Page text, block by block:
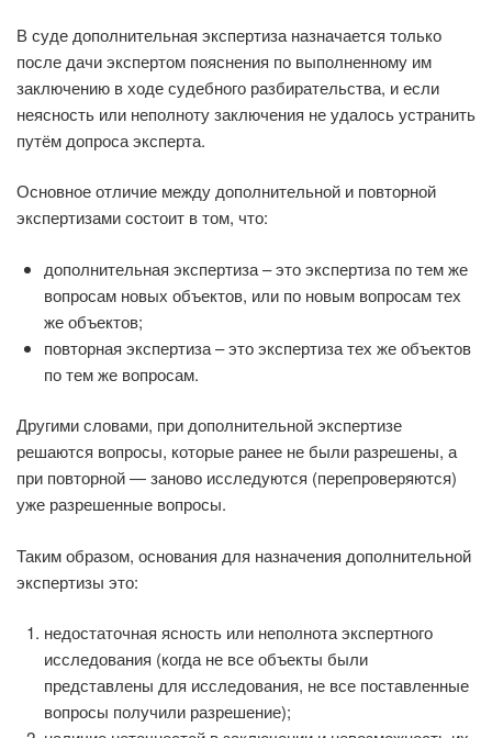
В суде дополнительная экспертиза назначается только
после дачи экспертом пояснения по выполненному им
заключению в ходе судебного разбирательства, и если
неясность или неполноту заключения не удалось устранить
путём допроса эксперта.
Основное отличие между дополнительной и повторной
экспертизами состоит в том, что:
дополнительная экспертиза – это экспертиза по тем же
вопросам новых объектов, или по новым вопросам тех
же объектов;
повторная экспертиза – это экспертиза тех же объектов
по тем же вопросам.
Другими словами, при дополнительной экспертизе
решаются вопросы, которые ранее не были разрешены, а
при повторной — заново исследуются (перепроверяются)
уже разрешенные вопросы.
Таким образом, основания для назначения дополнительной
экспертизы это:
недостаточная ясность или неполнота экспертного
исследования (когда не все объекты были
представлены для исследования, не все поставленные
вопросы получили разрешение);